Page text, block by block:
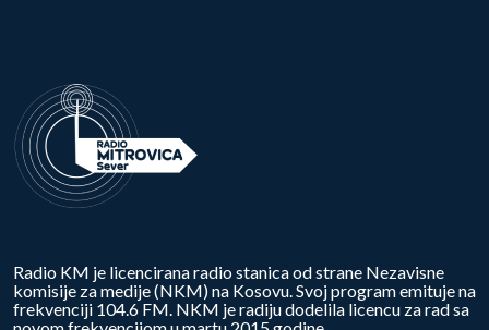
Radio KM je licencirana radio stanica od strane Nezavisne
komisije za medije (NKM) na Kosovu. Svoj program emituje na
frekvenciji 104.6 FM. NKM je radiju dodelila licencu za rad sa